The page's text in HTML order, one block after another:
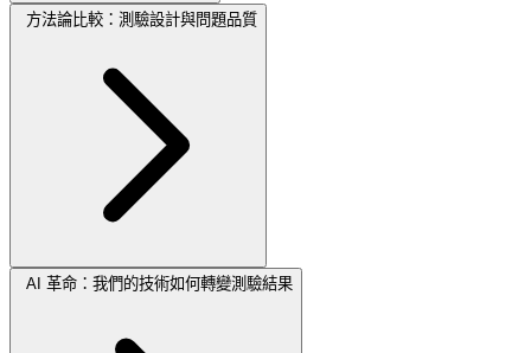
方法論比較：測驗設計與問題品質
AI 革命：我們的技術如何轉變測驗結果